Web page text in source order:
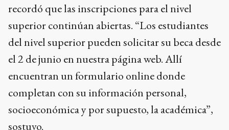
recordó que las inscripciones para el nivel
superior continúan abiertas. “Los estudiantes
del nivel superior pueden solicitar su beca desde
el 2 de junio en nuestra página web. Allí
encuentran un formulario online donde
completan con su información personal,
socioeconómica y por supuesto, la académica”,
sostuvo.